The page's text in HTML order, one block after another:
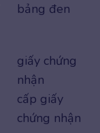
bảng đen
giấy chứng
nhận
cấp giấy
chứng nhận